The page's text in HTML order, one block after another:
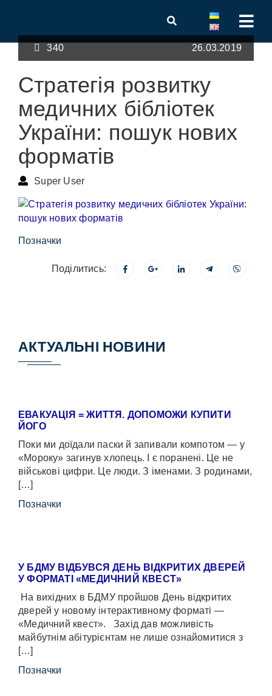
340 26.03.2019
Стратегія розвитку
медичних бібліотек
України: пошук нових
форматів
Super User
Позначки
Поділитись:
АКТУАЛЬНІ НОВИНИ
ЕВАКУАЦІЯ = ЖИТТЯ. ДОПОМОЖИ КУПИТИ
ЙОГО
Поки ми доїдали паски й запивали компотом — у
«Мороку» загинув хлопець. І є поранені. Це не
військові цифри. Це люди. З іменами. З родинами,
[…]
Позначки
У БДМУ ВІДБУВСЯ ДЕНЬ ВІДКРИТИХ ДВЕРЕЙ
У ФОРМАТІ «МЕДИЧНИЙ КВЕСТ»
На вихідних в БДМУ пройшов День відкритих
дверей у новому інтерактивному форматі —
«Медичний квест». Захід дав можливість
майбутнім абітурієнтам не лише ознайомитися з
[…]
Позначки